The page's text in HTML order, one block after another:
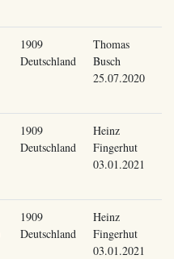
1909
Deutschland
Thomas
Busch
25.07.2020
1909
Deutschland
Heinz
Fingerhut
03.01.2021
1909
Deutschland
Heinz
Fingerhut
03.01.2021